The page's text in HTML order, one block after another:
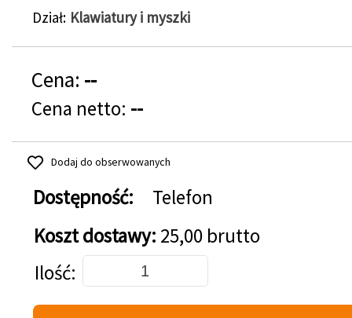
Dział Klawiatury i myszki
Cena: --
Cena netto: --
Dodaj do obserwowanych
Dostępność:
Telefon
Koszt dostawy: 25,00 brutto
Dodaj do koszyka
Ilość